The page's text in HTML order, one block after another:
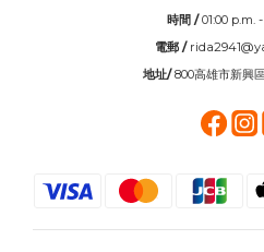
時間 /01:00 p.m.
電郵 /
地址/800高雄市新興